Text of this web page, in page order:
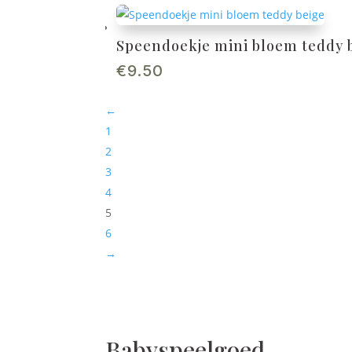
Speendoekje mini bloem teddy
€9.50
←
1
2
3
4
5
6
→